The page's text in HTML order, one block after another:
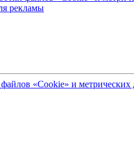
рекламы
«Cookie» и метрических